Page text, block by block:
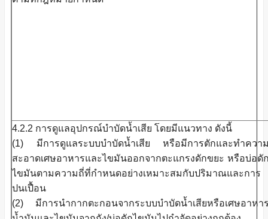
4.2.2 การดูแลอุปกรณ์บำบัดน้ำเสีย โดยมีแนวทาง ดังนี้
(1) มีการดูแลระบบบำบัดน้ำเสีย หรือมีการตักและทำควา
สะอาดเศษอาหารและไขมันออกจากตะแกรงดักขยะ หรือบ่อดั
ไขมันตามความถี่ที่กำหนดอย่างเหมาะสมกับปริมาณและการ
ปนเปื้อน
(2) มีการนำกากตะกอนจากระบบบำบัดน้ำเสียหรือเศษอาหา